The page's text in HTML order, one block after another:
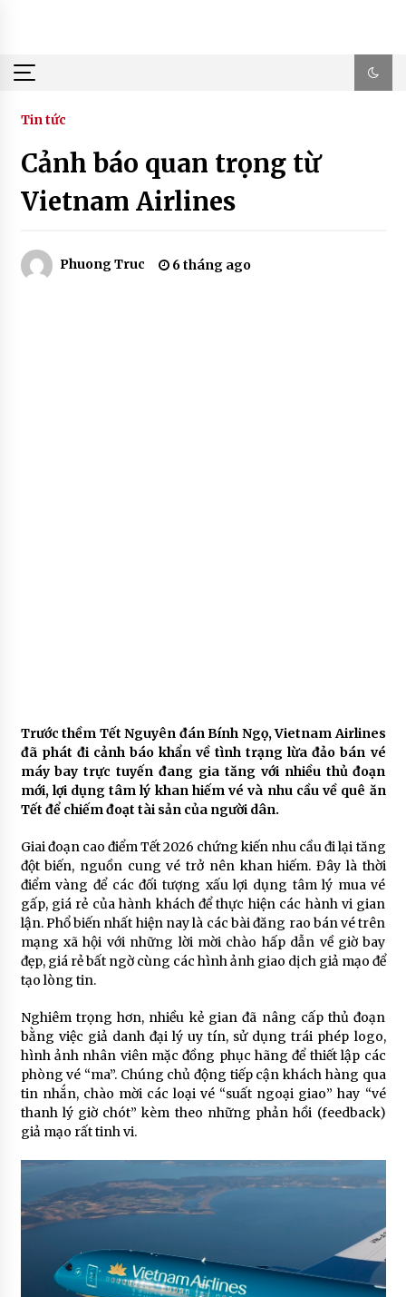
Tin tức
Cảnh báo quan trọng từ
Vietnam Airlines
Phuong Truc 6 tháng ago
Trước thềm Tết Nguyên đán Bính Ngọ, Vietnam Airlines
đã phát đi cảnh báo khẩn về tình trạng lừa đảo bán vé
máy bay trực tuyến đang gia tăng với nhiều thủ đoạn
mới, lợi dụng tâm lý khan hiếm vé và nhu cầu về quê ăn
Tết để chiếm đoạt tài sản của người dân.
Giai đoạn cao điểm Tết 2026 chứng kiến nhu cầu đi lại tăng
đột biến, nguồn cung vé trở nên khan hiếm. Đây là thời
điểm vàng để các đối tượng xấu lợi dụng tâm lý mua vé
gấp, giá rẻ của hành khách để thực hiện các hành vi gian
lận. Phổ biến nhất hiện nay là các bài đăng rao bán vé trên
mạng xã hội với những lời mời chào hấp dẫn về giờ bay
đẹp, giá rẻ bất ngờ cùng các hình ảnh giao dịch giả mạo để
tạo lòng tin.
Nghiêm trọng hơn, nhiều kẻ gian đã nâng cấp thủ đoạn
bằng việc giả danh đại lý uy tín, sử dụng trái phép logo,
hình ảnh nhân viên mặc đồng phục hãng để thiết lập các
phòng vé “ma”. Chúng chủ động tiếp cận khách hàng qua
tin nhắn, chào mời các loại vé “suất ngoại giao” hay “vé
thanh lý giờ chót” kèm theo những phản hồi (feedback)
giả mạo rất tinh vi.